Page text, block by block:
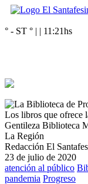
° - ST ° | | 11:21hs
Los libros que ofrece
Gentileza Biblioteca
La Región
Redacción El
23 de julio de 2020
atención al público
pandemia Progreso